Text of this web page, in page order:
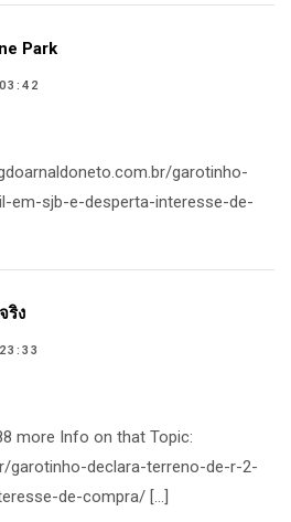
Park
garotinho-
em-sjb-e-desperta-interesse-de-
ริง
more Info on that Topic:
garotinho-declara-terreno-de-r-2-
de-compra/ […]